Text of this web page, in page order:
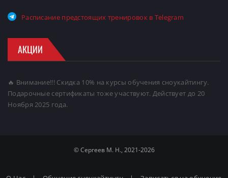
Расписание предстоящих тренировок в Telegram
АКЦИИ
🔥 Внимание!!! Скидка 10% на курсы обучения сноукайтингу.
Подарочные сертификаты тоже участвуют. Действует до 20
Ноября 2025 года.
© Сергеев М. Н., 2021-2026